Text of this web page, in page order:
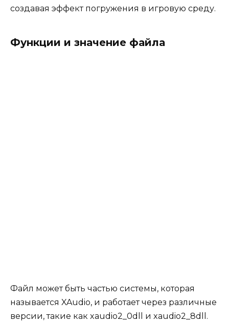
создавая эффект погружения в игровую среду.
Функции и значение файла
Файл может быть частью системы, которая
называется XAudio, и работает через различные
версии, такие как xaudio2_0dll и xaudio2_8dll.